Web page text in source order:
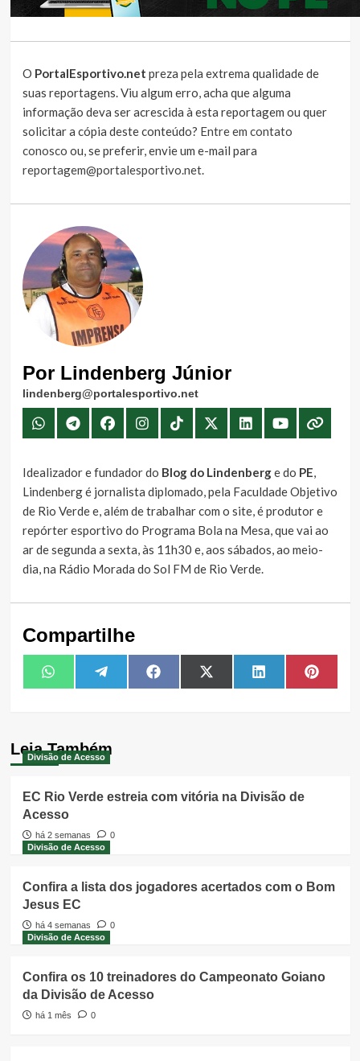
O PortalEsportivo.net preza pela extrema qualidade de
suas reportagens. Viu algum erro, acha que alguma
informação deva ser acrescida à esta reportagem ou quer
solicitar a cópia deste conteúdo? Entre em contato
conosco ou, se preferir, envie um e-mail para
reportagem@portalesportivo.net.
Por Lindenberg Júnior
lindenberg@portalesportivo.net
Idealizador e fundador do Blog do Lindenberge do PE,
Lindenberg é jornalista diplomado, pela Faculdade Objetivo
de Rio Verde e, além de trabalhar com o site, é produtor e
repórter esportivo do Programa Bola na Mesa, que vai ao
ar de segunda a sexta, às 11h30 e, aos sábados, ao meio-
dia, na Rádio Morada do Sol FM de Rio Verde.
Compartilhe
Share
on
WhatsAppShare
on
TelegramShare
on
FacebookShare
on
X
(Twitter)
Share
on
LinkedIn Share
on
Leia Também
Divisão de Acesso
EC Rio Verde estreia com vitória na Divisão de
Acesso
há 2 semanas
0
Divisão de Acesso
Confira a lista dos jogadores acertados com o Bom
Jesus EC
há 4 semanas
0
Divisão de Acesso
Confira os 10 treinadores do Campeonato Goiano
da Divisão de Acesso
há 1 mês 0